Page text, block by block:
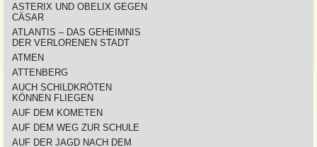
ASTERIX UND OBELIX GEGEN
CÄSAR
ATLANTIS – DAS GEHEIMNIS
DER VERLORENEN STADT
ATMEN
ATTENBERG
AUCH SCHILDKRÖTEN
KÖNNEN FLIEGEN
AUF DEM KOMETEN
AUF DEM WEG ZUR SCHULE
AUF DER JAGD NACH DEM